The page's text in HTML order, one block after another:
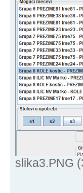
slika3.PNG